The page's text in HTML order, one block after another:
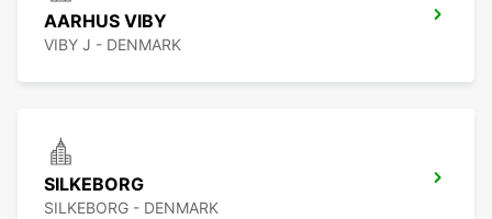
AARHUS VIBY
VIBY J - DENMARK
SILKEBORG
SILKEBORG - DENMARK